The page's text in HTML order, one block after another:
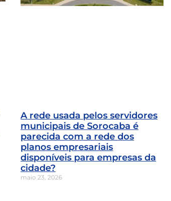
A rede usada pelos servidores
municipais de Sorocaba é
parecida com a rede dos
planos empresariais
disponíveis para empresas da
cidade?
maio 23, 2026